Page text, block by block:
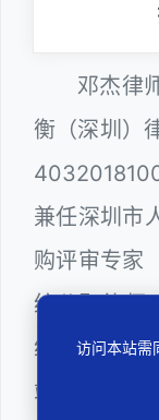
邓杰律
衡（深圳）
兼任深圳市
购评审专家
统公职律师
维护工程师
站长多年，
访问本站需